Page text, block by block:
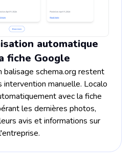
automatique
fiche Google
schema.org restent
intervention manuelle. Localo
avec la fiche
les dernières photos,
avis et informations sur